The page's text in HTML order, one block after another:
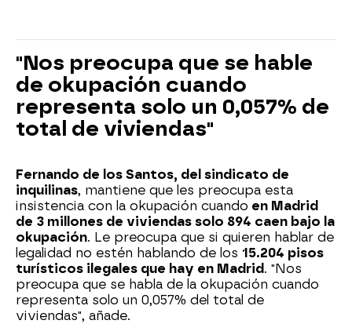
"Nos preocupa que se hable
de okupación cuando
representa solo un 0,057% de
total de viviendas"
Fernando de los Santos, del sindicato de
inquilinas, mantiene que les preocupa esta
insistencia con la okupación cuando en Madrid
de 3 millones de viviendas solo 894 caen bajo la
okupación. Le preocupa que si quieren hablar de
legalidad no estén hablando de los 15.204 pisos
turísticos ilegales que hay en Madrid . "Nos
preocupa que se habla de la okupación cuando
representa solo un 0,057% del total de
viviendas", añade.